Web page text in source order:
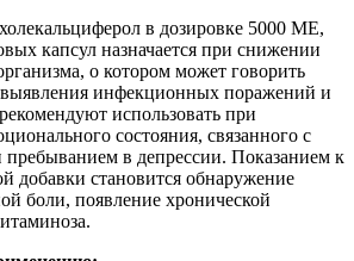
в дозировке 5000 МЕ,
капсул назначается при снижении
о котором может говорить
выявления инфекционных поражений и
использовать при
состояния, связанного с
пребыванием в депрессии. Показанием к
добавки становится обнаружение
боли, появление хронической